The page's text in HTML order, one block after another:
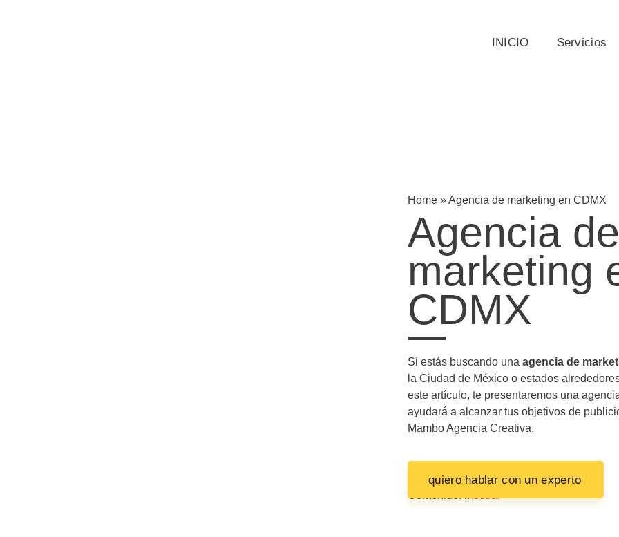
INICIO Servicios
Home »Agencia de marketing en CDMX
Agencia de
marketing
CDMX
Si estás buscando una agencia de
la Ciudad de México o estados
este artículo, te presentaremos una
ayudará a alcanzar tus objetivos de
Mambo Agencia Creativa.
quiero hablar con un experto
Contenido: